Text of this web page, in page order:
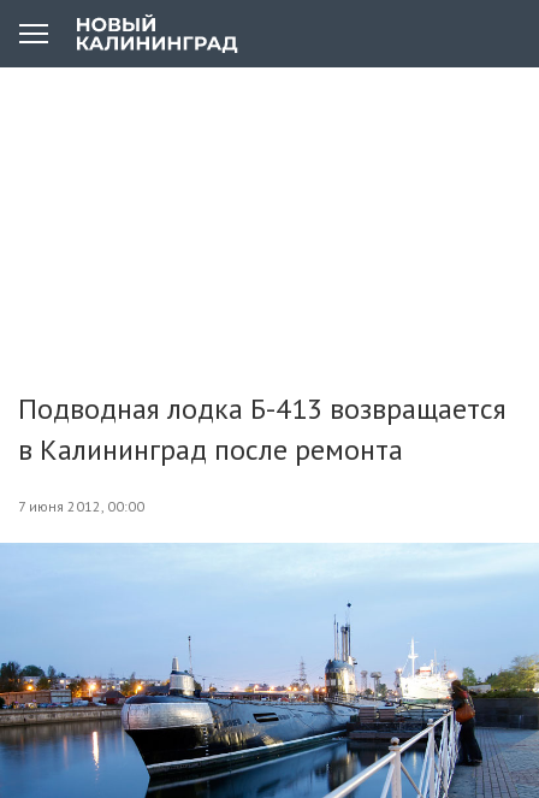
Подводная лодка Б-413 возвращается
в Калининград после ремонта
7 июня 2012, 00:00